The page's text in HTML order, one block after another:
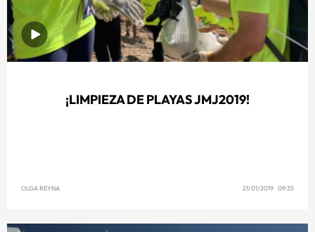
¡LIMPIEZA DE PLAYAS JMJ2019!
OLGA REYNA 21/01/2019 09:35